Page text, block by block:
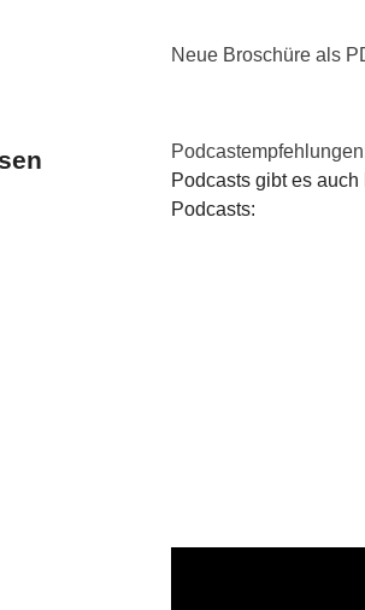
Neue Broschüre als
Podcasts gibt es
Podcasts: